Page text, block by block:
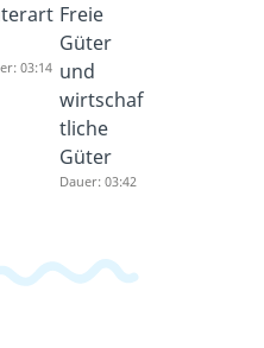
03:14
Freie
Güter
und
wirtschaf
tliche
Güter
Dauer: 03:42